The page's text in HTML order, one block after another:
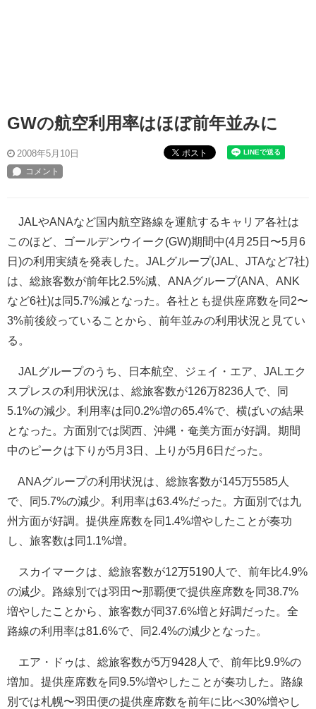
GWの航空利用率はほぼ前年並みに
2008年5月10日 ポスト
JALやANAなど国内航空路線を運航するキャリア各社は
このほど、ゴールデンウイーク(GW)期間中(4月25日〜5月6
日)の利用実績を発表した。JALグループ(JAL、JTAなど7社)
は、総旅客数が前年比2.5%減、ANAグループ(ANA、ANK
など6社)は同5.7%減となった。各社とも提供座席数を同2〜
3%前後絞っていることから、前年並みの利用状況と見てい
る。
JALグループのうち、日本航空、ジェイ・エア、JALエク
スプレスの利用状況は、総旅客数が126万8236人で、同
5.1%の減少。利用率は同0.2%増の65.4%で、横ばいの結果
となった。方面別では関西、沖縄・奄美方面が好調。期間
中のピークは下りが5月3日、上りが5月6日だった。
ANAグループの利用状況は、総旅客数が145万5585人
で、同5.7%の減少。利用率は63.4%だった。方面別では九
州方面が好調。提供座席数を同1.4%増やしたことが奏功
し、旅客数は同1.1%増。
スカイマークは、総旅客数が12万5190人で、前年比4.9%
の減少。路線別では羽田〜那覇便で提供座席数を同38.7%
増やしたことから、旅客数が同37.6%増と好調だった。全
路線の利用率は81.6%で、同2.4%の減少となった。
エア・ドゥは、総旅客数が5万9428人で、前年比9.9%の
増加。提供座席数を同9.5%増やしたことが奏功した。路線
別では札幌〜羽田便の提供座席数を前年に比べ30%増やし